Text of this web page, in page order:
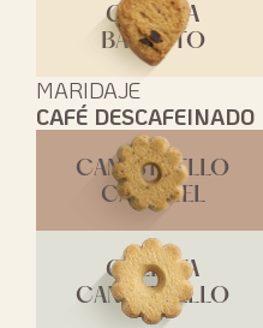
GALLETA
BACETTO
MARIDAJE
CAFÉ DESCAFEINADO
CANESTRELLO
CARAMEL
GALLETA
CANESTRELLO